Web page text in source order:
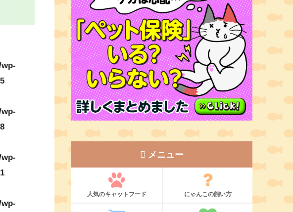
メニュー
人気のキャットフード にゃんこの飼い方